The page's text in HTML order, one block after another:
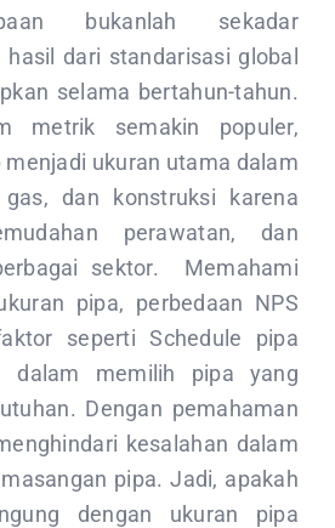
bukanlah sekadar
dari standarisasi global
selama bertahun-tahun.
metrik semakin populer,
ukuran utama dalam
dan konstruksi karena
perawatan, dan
sektor. Memahami
pipa, perbedaan NPS
seperti Schedule pipa
dalam memilih pipa yang
Dengan pemahaman
kesalahan dalam
pipa. Jadi, apakah
dengan ukuran pipa